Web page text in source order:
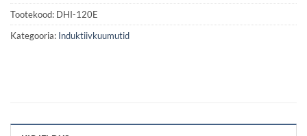
Tootekood: DHI-120E
Kategooria: Induktiivkuumutid